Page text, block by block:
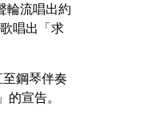
輪流唱出約
唱出「求
鋼琴伴奏
宣告。